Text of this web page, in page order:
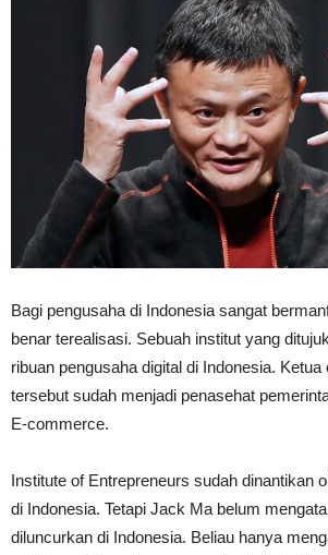
Bagi pengusaha di Indonesia sangat
benar terealisasi. Sebuah institut yang
ribuan pengusaha digital di Indonesia.
tersebut sudah menjadi penasehat
E-commerce.
Institute of Entrepreneurs sudah dinantikan
di Indonesia. Tetapi Jack Ma belum
diluncurkan di Indonesia. Beliau hanya